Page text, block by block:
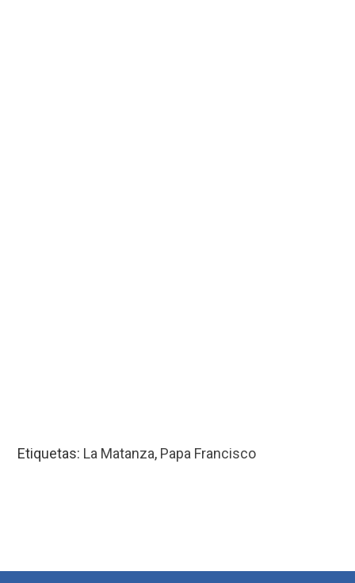
Etiquetas: La Matanza, Papa Francisco